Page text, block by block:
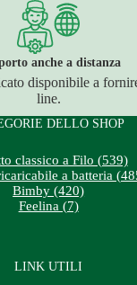
anche a distanza
disponibile a
line.
DELLO SHOP
classico a Filo (539)
a batteria
Bimby (420)
Feelina (7)
LINK UTILI